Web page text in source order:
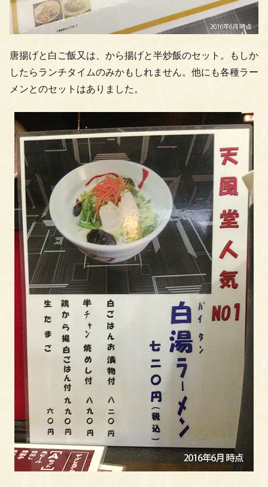
唐揚げと白ご飯又は、から揚げと半炒飯のセット。もしか
したらランチタイムのみかもしれません。他にも各種ラー
メンとのセットはありました。